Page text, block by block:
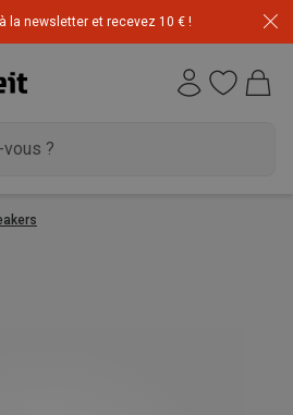
la newsletter et recevez 10 € !